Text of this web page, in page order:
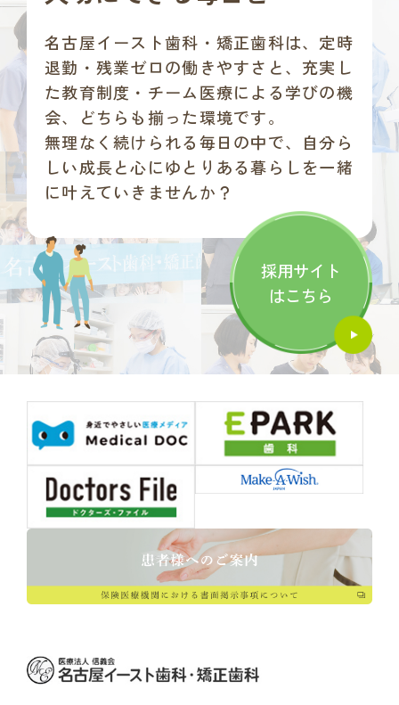
名古屋イースト歯科・矯正歯科は、 定時
退勤・残業ゼロの働きやすさと、充実し
た教育制度・チーム医療による学びの機
会、どちらも揃った環境です。
無理なく続けられる毎日の中で、自分ら
しい成長と心にゆとりある暮らしを一緒
に叶えていきませんか？
採用サイト
はこちら